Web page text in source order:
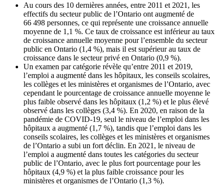
Au cours des 10 dernières années, entre 2011 et 2021, les
effectifs du secteur public de l’Ontario ont augmenté de
66 498 personnes, ce qui représente une croissance annuelle
moyenne de 1,1 %. Ce taux de croissance est inférieur au taux
de croissance annuelle moyenne pour l’ensemble du secteur
public en Ontario (1,4 %), mais il est supérieur au taux de
croissance dans le secteur privé en Ontario (0,9 %).
Un examen par catégorie révèle qu’entre 2011 et 2019,
l’emploi a augmenté dans les hôpitaux, les conseils scolaires,
les collèges et les ministères et organismes de l’Ontario, avec
cependant le pourcentage de croissance annuelle moyenne le
plus faible observé dans les hôpitaux (1,2 %) et le plus élevé
observé dans les collèges (3,4 %). En 2020, en raison de la
pandémie de COVID-19, seul le niveau de l’emploi dans les
hôpitaux a augmenté (1,7 %), tandis que l’emploi dans les
conseils scolaires, les collèges et les ministères et organismes
de l’Ontario a subi un fort déclin. En 2021, le niveau de
l’emploi a augmenté dans toutes les catégories du secteur
public de l’Ontario, avec le plus fort pourcentage pour les
hôpitaux (4,9 %) et la plus faible croissance pour les
ministères et organismes de l’Ontario (1,3 %).